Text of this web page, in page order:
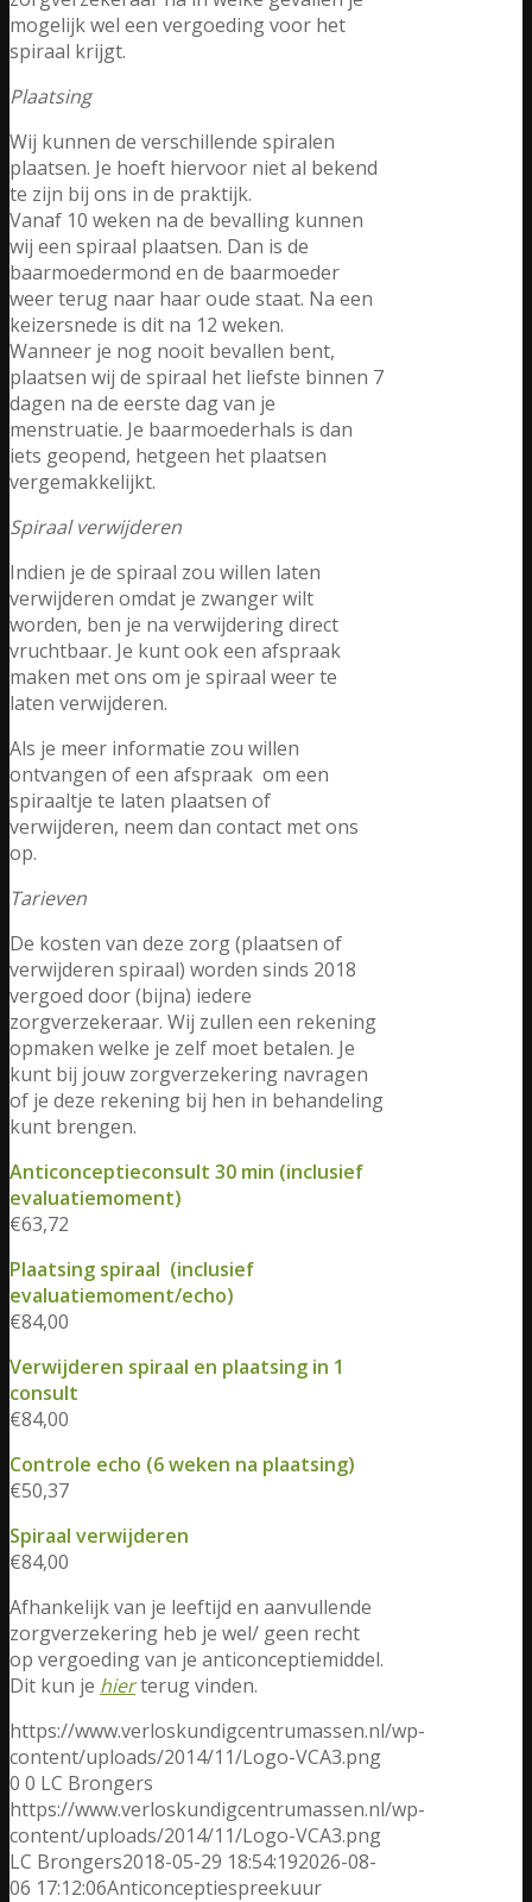
mogelijk wel een vergoeding voor het
spiraal krijgt.
Plaatsing
Wij kunnen de verschillende spiralen
plaatsen. Je hoeft hiervoor niet al bekend
te zijn bij ons in de praktijk.
Vanaf 10 weken na de bevalling kunnen
wij een spiraal plaatsen. Dan is de
baarmoedermond en de baarmoeder
weer terug naar haar oude staat. Na een
keizersnede is dit na 12 weken.
Wanneer je nog nooit bevallen bent,
plaatsen wij de spiraal het liefste binnen 7
dagen na de eerste dag van je
menstruatie. Je baarmoederhals is dan
iets geopend, hetgeen het plaatsen
vergemakkelijkt.
Spiraal verwijderen
Indien je de spiraal zou willen laten
verwijderen omdat je zwanger wilt
worden, ben je na verwijdering direct
vruchtbaar. Je kunt ook een afspraak
maken met ons om je spiraal weer te
laten verwijderen.
Als je meer informatie zou willen
ontvangen of een afspraak om een
spiraaltje te laten plaatsen of
verwijderen, neem dan contact met ons
op.
Tarieven
De kosten van deze zorg (plaatsen of
verwijderen spiraal) worden sinds 2018
vergoed door (bijna) iedere
zorgverzekeraar. Wij zullen een rekening
opmaken welke je zelf moet betalen. Je
kunt bij jouw zorgverzekering navragen
of je deze rekening bij hen in behandeling
kunt brengen.
Anticonceptieconsult 30 min (inclusief
evaluatiemoment)
€63,72
Plaatsing spiraal (inclusief
evaluatiemoment/echo)
€84,00
Verwijderen spiraal en plaatsing in 1
consult
€84,00
Controle echo (6 weken na plaatsing)
€50,37
Spiraal verwijderen
€84,00
Afhankelijk van je leeftijd en aanvullende
zorgverzekering heb je wel/ geen recht
op vergoeding van je anticonceptiemiddel.
Dit kun je hierterug vinden.
https://www.verloskundigcentrumassen.nl/wp-
content/uploads/2014/11/Logo-VCA3.png
0 0 LC Brongers
https://www.verloskundigcentrumassen.nl/wp-
content/uploads/2014/11/Logo-VCA3.png
LC Brongers2018-05-29 18:54:192026-08-
06 17:12:06Anticonceptiespreekuur